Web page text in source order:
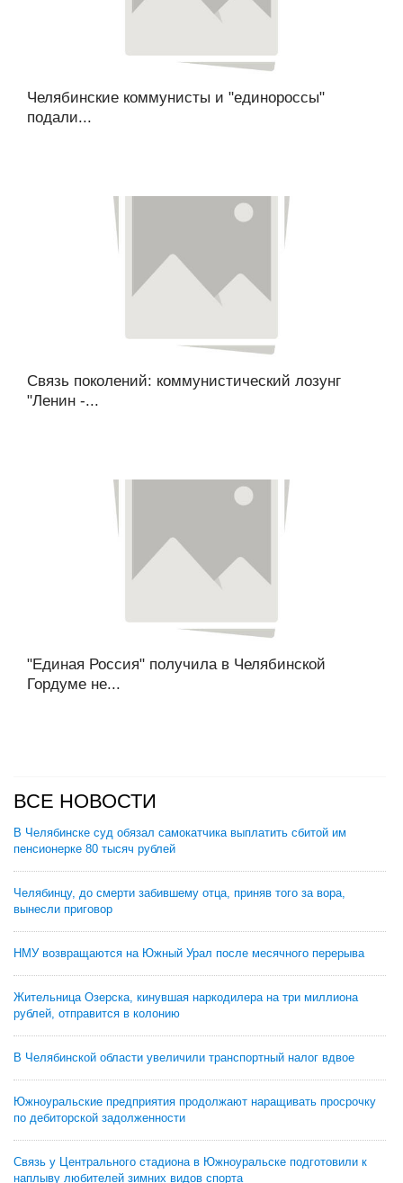
Челябинские коммунисты и "единороссы"
подали...
Связь поколений: коммунистический лозунг
"Ленин -...
"Единая Россия" получила в Челябинской
Гордуме не...
ВСЕ НОВОСТИ
В Челябинске суд обязал самокатчика выплатить сбитой им
пенсионерке 80 тысяч рублей
Челябинцу, до смерти забившему отца, приняв того за вора,
вынесли приговор
НМУ возвращаются на Южный Урал после месячного перерыва
Жительница Озерска, кинувшая наркодилера на три миллиона
рублей, отправится в колонию
В Челябинской области увеличили транспортный налог вдвое
Южноуральские предприятия продолжают наращивать просрочку
по дебиторской задолженности
Связь у Центрального стадиона в Южноуральске подготовили к
наплыву любителей зимних видов спорта